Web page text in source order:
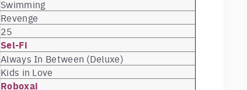
Swimming
Revenge
25
Sel-Fi
Always In Between (Deluxe)
Kids in Love
Roboxai